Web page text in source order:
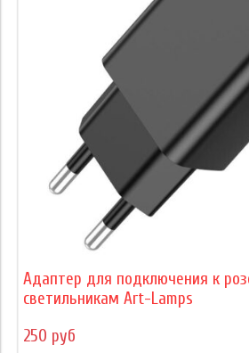
Адаптер для подключения к
светильникам Art-Lamps
250 руб